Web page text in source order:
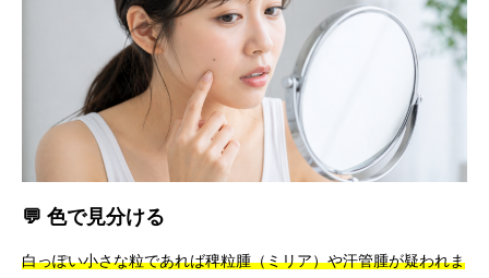
💬 色で見分ける
白っぽい小さな粒であれば稗粒腫（ミリア）や汗管腫が疑われま